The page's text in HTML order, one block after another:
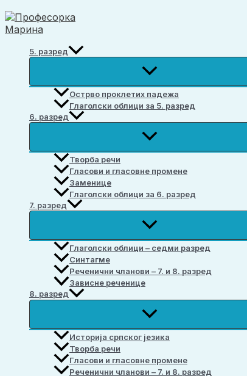
Пређи
на
садржај
5. разред
Острво проклетих падежа
Глаголски облици за 5. разред
6. разред
Творба речи
Гласови и гласовне промене
Заменице
Глаголски облици за 6. разред
7. разред
Глаголски облици – седми разред
Синтагме
Реченични чланови – 7. и 8. разред
Зависне реченице
8. разред
Историја српског језика
Творба речи
Гласови и гласовне промене
Реченични чланови – 7. и 8. разред